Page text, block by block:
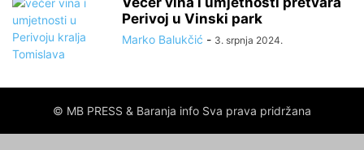
Perivoj u Vinski park
Marko Balukčić - 3. srpnja 2024.
© MB PRESS & Baranja info Sva prava pridržana